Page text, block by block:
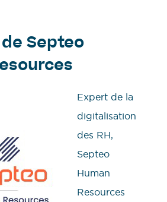
Septeo
Expert de la
digitalisation
des RH,
Septeo
Human
Resources